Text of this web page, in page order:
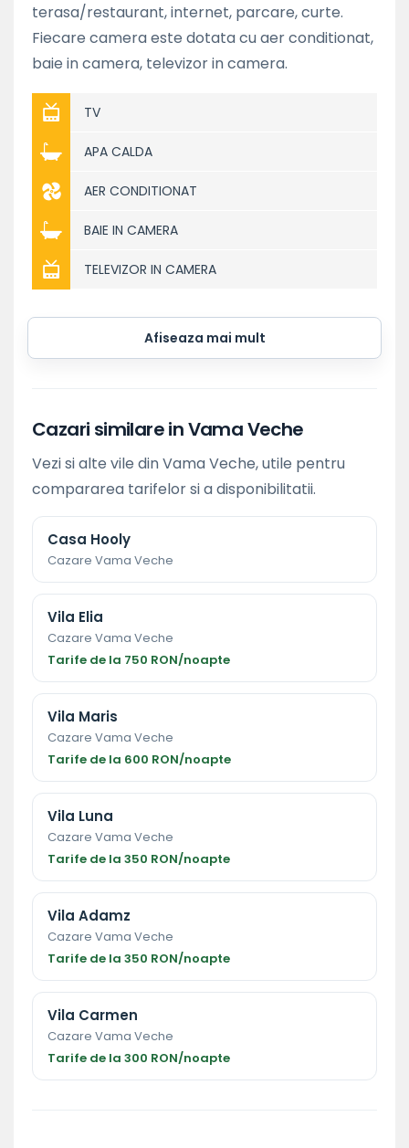
terasa/restaurant, internet, parcare, curte.
Fiecare camera este dotata cu aer conditionat,
baie in camera, televizor in camera.
TV
APA CALDA
AER CONDITIONAT
BAIE IN CAMERA
TELEVIZOR IN CAMERA
Afiseaza mai mult
Cazari similare in Vama Veche
Vezi si alte vile din Vama Veche, utile pentru
compararea tarifelor si a disponibilitatii.
Casa Hooly
Cazare Vama Veche
Vila Elia
Cazare Vama Veche
Tarife de la 750 RON/noapte
Vila Maris
Cazare Vama Veche
Tarife de la 600 RON/noapte
Vila Luna
Cazare Vama Veche
Tarife de la 350 RON/noapte
Vila Adamz
Cazare Vama Veche
Tarife de la 350 RON/noapte
Vila Carmen
Cazare Vama Veche
Tarife de la 300 RON/noapte